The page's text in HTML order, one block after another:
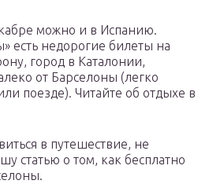
можно и в Испанию.
есть недорогие билеты на
город в Каталонии,
от Барселоны (легко
поезде). Читайте об отдыхе в
в путешествие, не
статью о том, как бесплатно